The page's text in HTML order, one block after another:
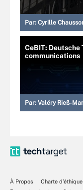
Par: Cyrille
CeBIT:
communications
Par: Valéry Rieß-
À Propos
Charte